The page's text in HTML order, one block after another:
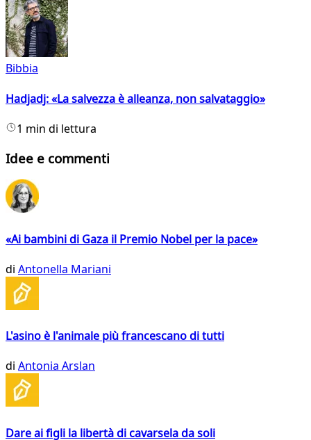
Bibbia
Hadjadj: «La salvezza è alleanza, non salvataggio»
1 min di lettura
Idee e commenti
«Ai bambini di Gaza il Premio Nobel per la pace»
di Antonella Mariani
L'asino è l'animale più francescano di tutti
di Antonia Arslan
Dare ai figli la libertà di cavarsela da soli